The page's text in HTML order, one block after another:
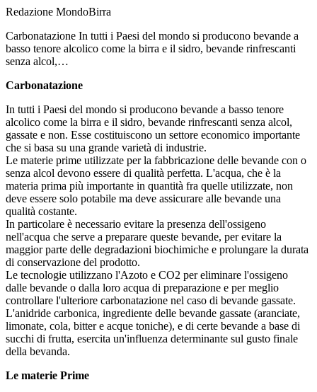
Redazione MondoBirra
Carbonatazione In tutti i Paesi del mondo si producono bevande a
basso tenore alcolico come la birra e il sidro, bevande rinfrescanti
senza alcol,…
Carbonatazione
In tutti i Paesi del mondo si producono bevande a basso tenore
alcolico come la birra e il sidro, bevande rinfrescanti senza alcol,
gassate e non. Esse costituiscono un settore economico importante
che si basa su una grande varietà di industrie.
Le materie prime utilizzate per la fabbricazione delle bevande con o
senza alcol devono essere di qualità perfetta. L'acqua, che è la
materia prima più importante in quantità fra quelle utilizzate, non
deve essere solo potabile ma deve assicurare alle bevande una
qualità costante.
In particolare è necessario evitare la presenza dell'ossigeno
nell'acqua che serve a preparare queste bevande, per evitare la
maggior parte delle degradazioni biochimiche e prolungare la durata
di conservazione del prodotto.
Le tecnologie utilizzano l'Azoto e CO2 per eliminare l'ossigeno
dalle bevande o dalla loro acqua di preparazione e per meglio
controllare l'ulteriore carbonatazione nel caso di bevande gassate.
L'anidride carbonica, ingrediente delle bevande gassate (aranciate,
limonate, cola, bitter e acque toniche), e di certe bevande a base di
succhi di frutta, esercita un'influenza determinante sul gusto finale
della bevanda.
Le materie Prime